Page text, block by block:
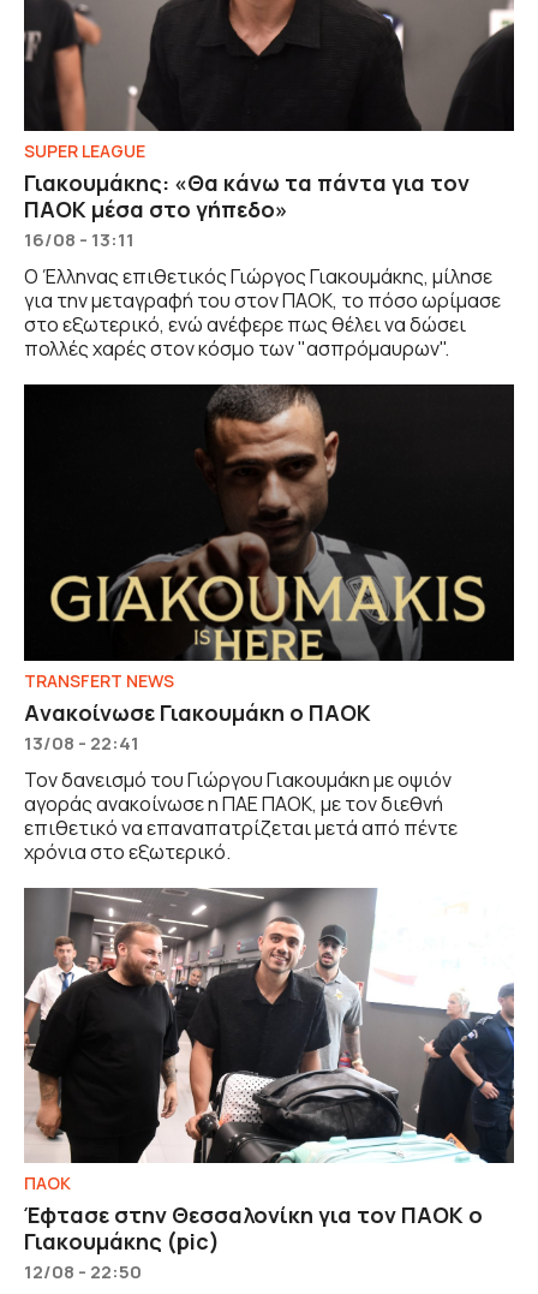
SUPER LEAGUE
Γιακουμάκης: «Θα κάνω τα πάντα για τον
ΠΑΟΚ μέσα στο γήπεδο»
16/08 - 13:11
Ο Έλληνας επιθετικός Γιώργος Γιακουμάκης, μίλησε
για την μεταγραφή του στον ΠΑΟΚ, το πόσο ωρίμασε
στο εξωτερικό, ενώ ανέφερε πως θέλει να δώσει
πολλές χαρές στον κόσμο των "ασπρόμαυρων".
TRANSFERT NEWS
Aνακοίνωσε Γιακουμάκη ο ΠΑΟΚ
13/08 - 22:41
Τον δανεισμό του Γιώργου Γιακουμάκη με οψιόν
αγοράς ανακοίνωσε η ΠΑΕ ΠΑΟΚ, με τον διεθνή
επιθετικό να επαναπατρίζεται μετά από πέντε
χρόνια στο εξωτερικό.
ΠΑΟΚ
Έφτασε στην Θεσσαλονίκη για τον ΠΑΟΚ ο
Γιακουμάκης (pic)
12/08 - 22:50